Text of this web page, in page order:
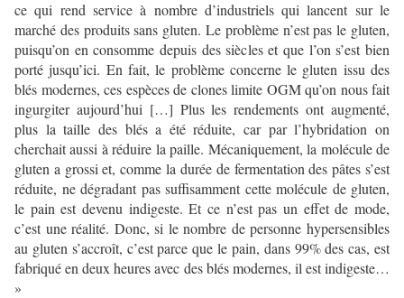
ce qui rend service à nombre d’industriels qui lancent sur le
marché des produits sans gluten. Le problème n’est pas le gluten,
puisqu’on en consomme depuis des siècles et que l’on s’est bien
porté jusqu’ici. En fait, le problème concerne le gluten issu des
blés modernes, ces espèces de clones limite OGM qu’on nous fait
ingurgiter aujourd’hui […] Plus les rendements ont augmenté,
plus la taille des blés a été réduite, car par l’hybridation on
cherchait aussi à réduire la paille. Mécaniquement, la molécule de
gluten a grossi et, comme la durée de fermentation des pâtes s’est
réduite, ne dégradant pas suffisamment cette molécule de gluten,
le pain est devenu indigeste. Et ce n’est pas un effet de mode,
c’est une réalité. Donc, si le nombre de personne hypersensibles
au gluten s’accroît, c’est parce que le pain, dans 99% des cas, est
fabriqué en deux heures avec des blés modernes, il est indigeste…
»